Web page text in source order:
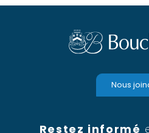
Restez informé
Nous